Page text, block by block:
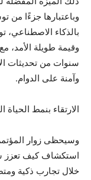
وباعتبارها جزءًا من
سنوات من تحديثات
وآمنة على الدوام.
الارتقاء بنمط الحياة
استكشاف كيف تعزز
خلال تجارب ذكية